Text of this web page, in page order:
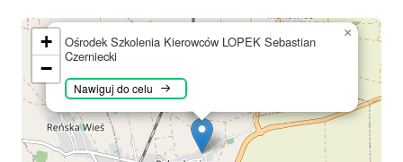
Ośrodek Szkolenia Kierowców LOPEK Sebastian
Czerniecki
Nawiguj do celu
×
+
−